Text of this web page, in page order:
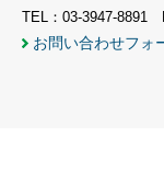
TEL：03-3947-8891
お問い合わせフォ